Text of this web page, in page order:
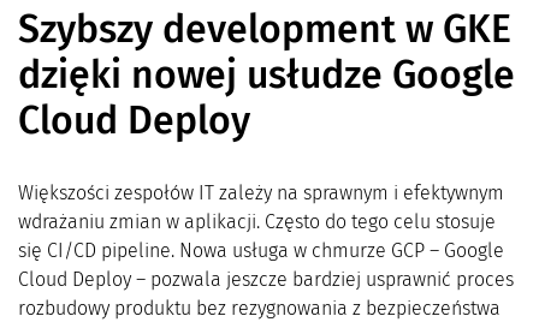
Szybszy development w GKE
dzięki nowej usłudze Google
Cloud Deploy
Większości zespołów IT zależy na sprawnym i efektywnym
wdrażaniu zmian w aplikacji. Często do tego celu stosuje
się CI/CD pipeline. Nowa usługa w chmurze GCP – Google
Cloud Deploy – pozwala jeszcze bardziej usprawnić proces
rozbudowy produktu bez rezygnowania z bezpieczeństwa